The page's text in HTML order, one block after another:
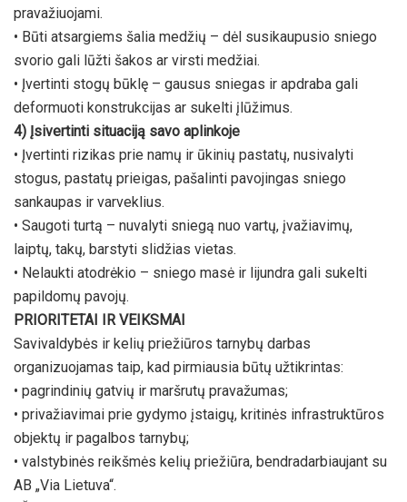
pravažiuojami.
• Būti atsargiems šalia medžių – dėl susikaupusio sniego
svorio gali lūžti šakos ar virsti medžiai.
• Įvertinti stogų būklę – gausus sniegas ir apdraba gali
deformuoti konstrukcijas ar sukelti įlūžimus.
4) Įsivertinti situaciją savo aplinkoje
• Įvertinti rizikas prie namų ir ūkinių pastatų, nusivalyti
stogus, pastatų prieigas, pašalinti pavojingas sniego
sankaupas ir varveklius.
• Saugoti turtą – nuvalyti sniegą nuo vartų, įvažiavimų,
laiptų, takų, barstyti slidžias vietas.
• Nelaukti atodrėkio – sniego masė ir lijundra gali sukelti
papildomų pavojų.
PRIORITETAI IR VEIKSMAI
Savivaldybės ir kelių priežiūros tarnybų darbas
organizuojamas taip, kad pirmiausia būtų užtikrintas:
• pagrindinių gatvių ir maršrutų pravažumas;
• privažiavimai prie gydymo įstaigų, kritinės infrastruktūros
objektų ir pagalbos tarnybų;
• valstybinės reikšmės kelių priežiūra, bendradarbiaujant su
AB „Via Lietuva“.